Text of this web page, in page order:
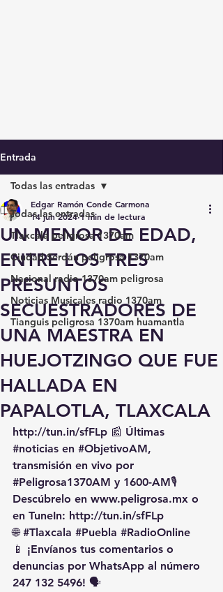
Entrada
Todas las entradas
Tlaxcala peligrosa 1370am
Ciudad Serdán peligrosa 1370am
Nacional radio 1370am peligrosa
Noticias Musicales radio 1370am
Tianguis peligrosa 1370am huamantla
Todas las entradas
UN MENOR DE EDAD,
ENTRE LOS TRES
PRESUNTOS
SECUESTRADORES DE
UNA MAESTRA EN
HUEJOTZINGO QUE FUE
HALLADA EN
PAPALOTLA, TLAXCALA
Edgar Ramón Conde Carmona
14 jun 2024 1 min de lectura
http://tun.in/sfFLp 📰 Últimas
#noticias en #ObjetivoAM,
transmisión en vivo por
#Peligrosa1370AM y 1600-AM🎙️
Descúbrelo en www.peligrosa.mx o
en TuneIn: http://tun.in/sfFLp
🌐 #Tlaxcala #Puebla #RadioOnline
📱 ¡Envíanos tus comentarios o
denuncias por WhatsApp al número
247 132 5496! 🗣️